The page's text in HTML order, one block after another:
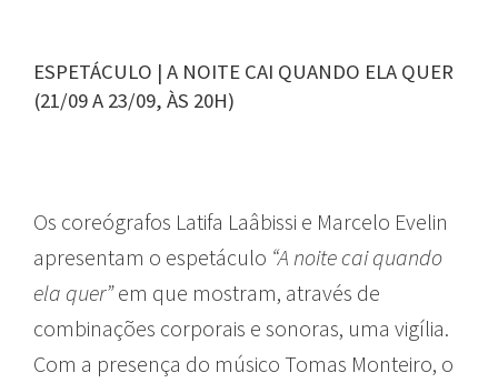
ESPETÁCULO | A NOITE CAI QUANDO ELA QUER
(21/09 A 23/09, ÀS 20H)
Os coreógrafos Latifa Laâbissi e Marcelo Evelin
apresentam o espetáculo “A noite cai quando
ela quer”em que mostram, através de
combinações corporais e sonoras, uma vigília.
Com a presença do músico Tomas Monteiro, o